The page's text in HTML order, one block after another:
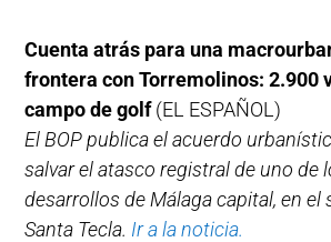
Cuenta atrás para una
frontera con Torremolinos: 2.900
campo de golf(EL ESPAÑOL)
El BOP publica el acuerdo
salvar el atasco registral de uno de
desarrollos de Málaga capital, en el
Santa Tecla. Ir a la noticia.